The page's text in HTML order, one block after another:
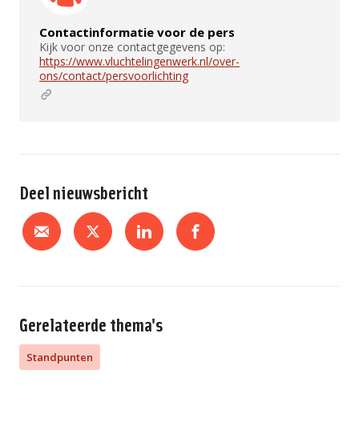
Contactinformatie voor de pers
Kijk voor onze contactgegevens op:
https://www.vluchtelingenwerk.nl/over-
ons/contact/persvoorlichting
Deel nieuwsbericht
Gerelateerde thema's
Standpunten